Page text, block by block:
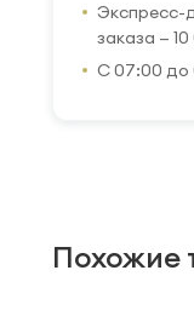
Экспресс-
заказа —
С 07:00 до
Похожие